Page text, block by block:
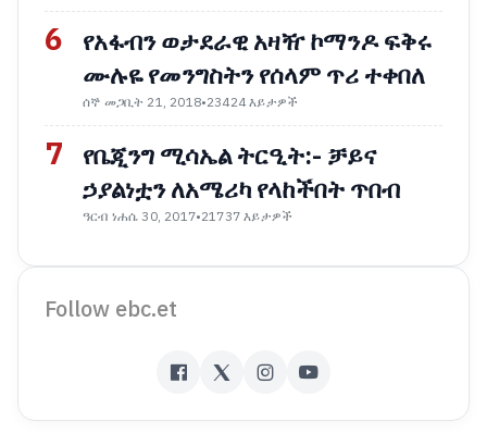
6
የአፋብን ወታደራዊ አዛዥ ኮማንዶ ፍቅሩ
ሙሉዬ የመንግስትን የሰላም ጥሪ ተቀበለ
ሰኞ መጋቢት 21, 2018•23424 እይታዎች
7
የቤጂንግ ሚሳኤል ትርዒት:- ቻይና
ኃያልነቷን ለአሜሪካ የላከችበት ጥበብ
ዓርብ ነሐሴ 30, 2017•21737 እይታዎች
Follow ebc.et